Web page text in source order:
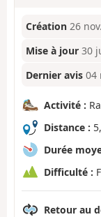
Création 26
Mise à jour 30
Dernier avis 04
Activité :
Distance :
Durée
Difficulté :
Retour au